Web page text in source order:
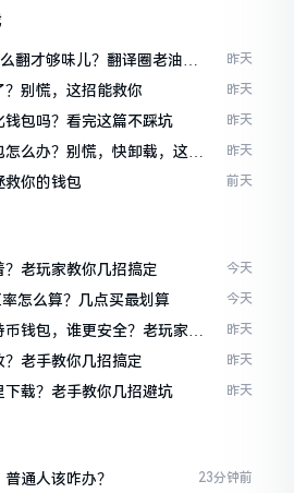
翻才够味儿？翻译圈老油条
昨天
别慌，这招能救你 昨天
包吗？看完这篇不踩坑 昨天
么办？别慌，快卸载，这几
昨天
你的钱包 前天
老玩家教你几招搞定 今天
怎么算？几点买最划算 今天
钱包，谁更安全？老玩家来
昨天
老手教你几招搞定 昨天
载？老手教你几招避坑 昨天
通人该咋办？ 23分钟前